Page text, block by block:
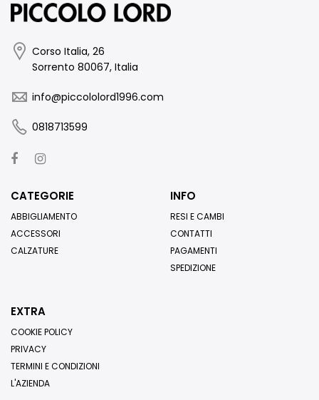
Corso Italia, 26
Sorrento 80067, Italia
info@piccololord1996.com
0818713599
CATEGORIE
ABBIGLIAMENTO
ACCESSORI
CALZATURE
INFO
RESI E CAMBI
CONTATTI
PAGAMENTI
SPEDIZIONE
EXTRA
COOKIE POLICY
PRIVACY
TERMINI E CONDIZIONI
L'AZIENDA